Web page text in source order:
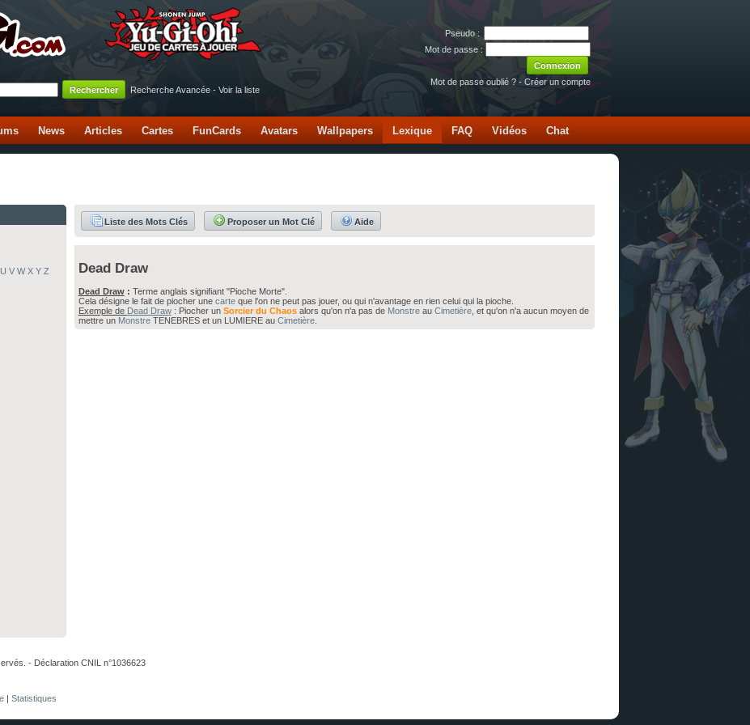
Pseudo :
Mot de passe :
Mot de passe oublié ? - Créer un compte
Recherche Avancée - Voir la liste
News Articles Cartes FunCards Avatars Wallpapers Lexique FAQ Vidéos Chat
U V W X Y Z
Liste des Mots Clés Proposer un Mot Clé Aide
Dead Draw
Dead Draw: Terme anglais signifiant "Pioche Morte".
Cela désigne le fait de piocher une carteque l'on ne peut pas jouer, ou qui n'avantage en rien celui qui la pioche.
Exemple de Dead Draw: Piocher un Sorcier du Chaosalors qu'on n'a pas de Monstreau Cimetière, et qu'on n'a aucun moyen de
mettre un MonstreTENEBRES et un LUMIERE au Cimetière.
- Déclaration CNIL n°1036623
Statistiques